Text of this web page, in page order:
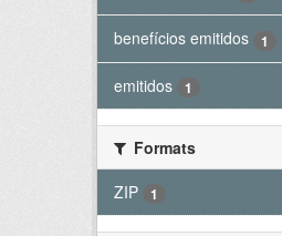
benefícios emitidos 1
emitidos 1
Formats
ZIP
1